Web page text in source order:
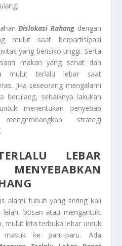
Dislokasi Rahangdengan
mulut saat berpartisipasi
yang berisiko tinggi. Serta
makan yang sehat dan
mulut terlalu lebar saat
Jika seseorang mengalami
berulang, sebaiknya lakukan
menentukan penyebab
strategi
LEBAR
alami tubuh yang sering kali
bosan atau mengantuk.
mulut kita terbuka lebar untuk
masuk ke paru-paru. Ada